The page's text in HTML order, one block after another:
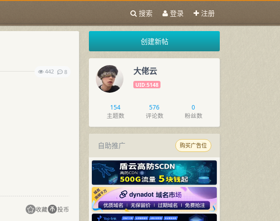
搜索 登录 注册
442 8
收藏 投币
创建新帖
大佬云
UID:5148
154
主题数
576
评论数
0
粉丝数
自助推广 购买广告位